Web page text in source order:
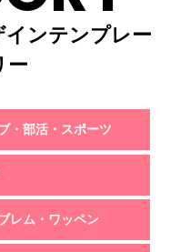
ンテンプレー
ー
・部活・スポーツ
レム・ワッペン